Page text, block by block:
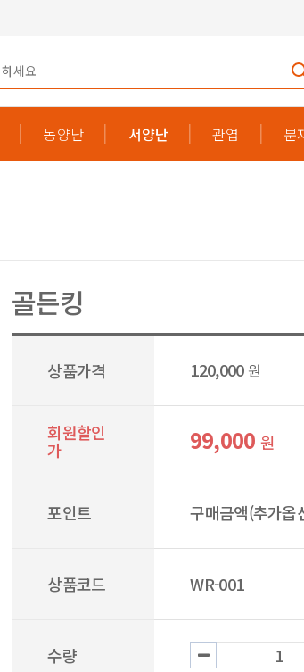
동양난 서양난 관엽 분
골든킹
상품가격 120,000 원
회원할인
가 99,000 원
포인트 구매금액(추가옵
상품코드 WR-001
수량